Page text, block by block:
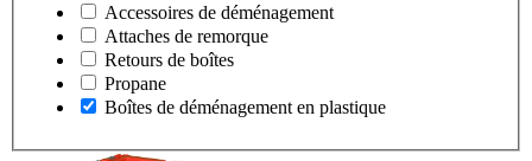
Accessoires de déménagement
Attaches de remorque
Retours de boîtes
Propane
Boîtes de déménagement en plastique